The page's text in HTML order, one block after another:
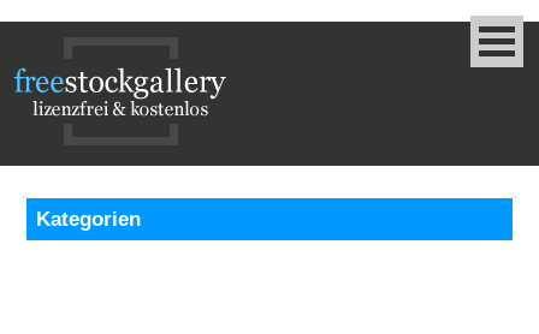
Kategorien